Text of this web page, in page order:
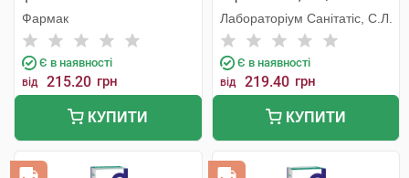
Фармак
Є в наявності
від 215.20 грн
КУПИТИ
флакон
Лабораторіум Санітатіс, С.Л.
Є в наявності
від 219.40 грн
КУПИТИ